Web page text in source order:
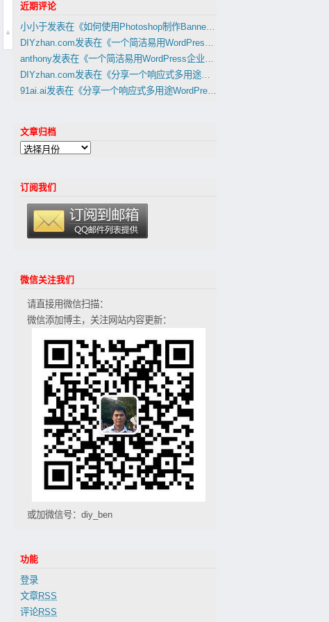
近期评论
小小于发表在《如何使用Photoshop制作Banner，Slider幻灯片图片
DIYzhan.com发表在《一个简洁易用WordPress企业网站主题1天建外贸B2B网站教程(置顶)
anthony发表在《一个简洁易用WordPress企业网站主题1天建外贸B2B网站教程(置顶)
DIYzhan.com发表在《分享一个响应式多用途WordPress外贸建站主題(适合外贸B2C网站,B2B网站)
91ai.ai发表在《分享一个响应式多用途WordPress外贸建站主題(适合外贸B2C网站,B2B网站)
文章归档
订阅我们
微信关注我们
请直接用微信扫描：
微信添加博主，关注网站内容更新：
或加微信号：diy_ben
功能
登录
文章RSS
评论RSS